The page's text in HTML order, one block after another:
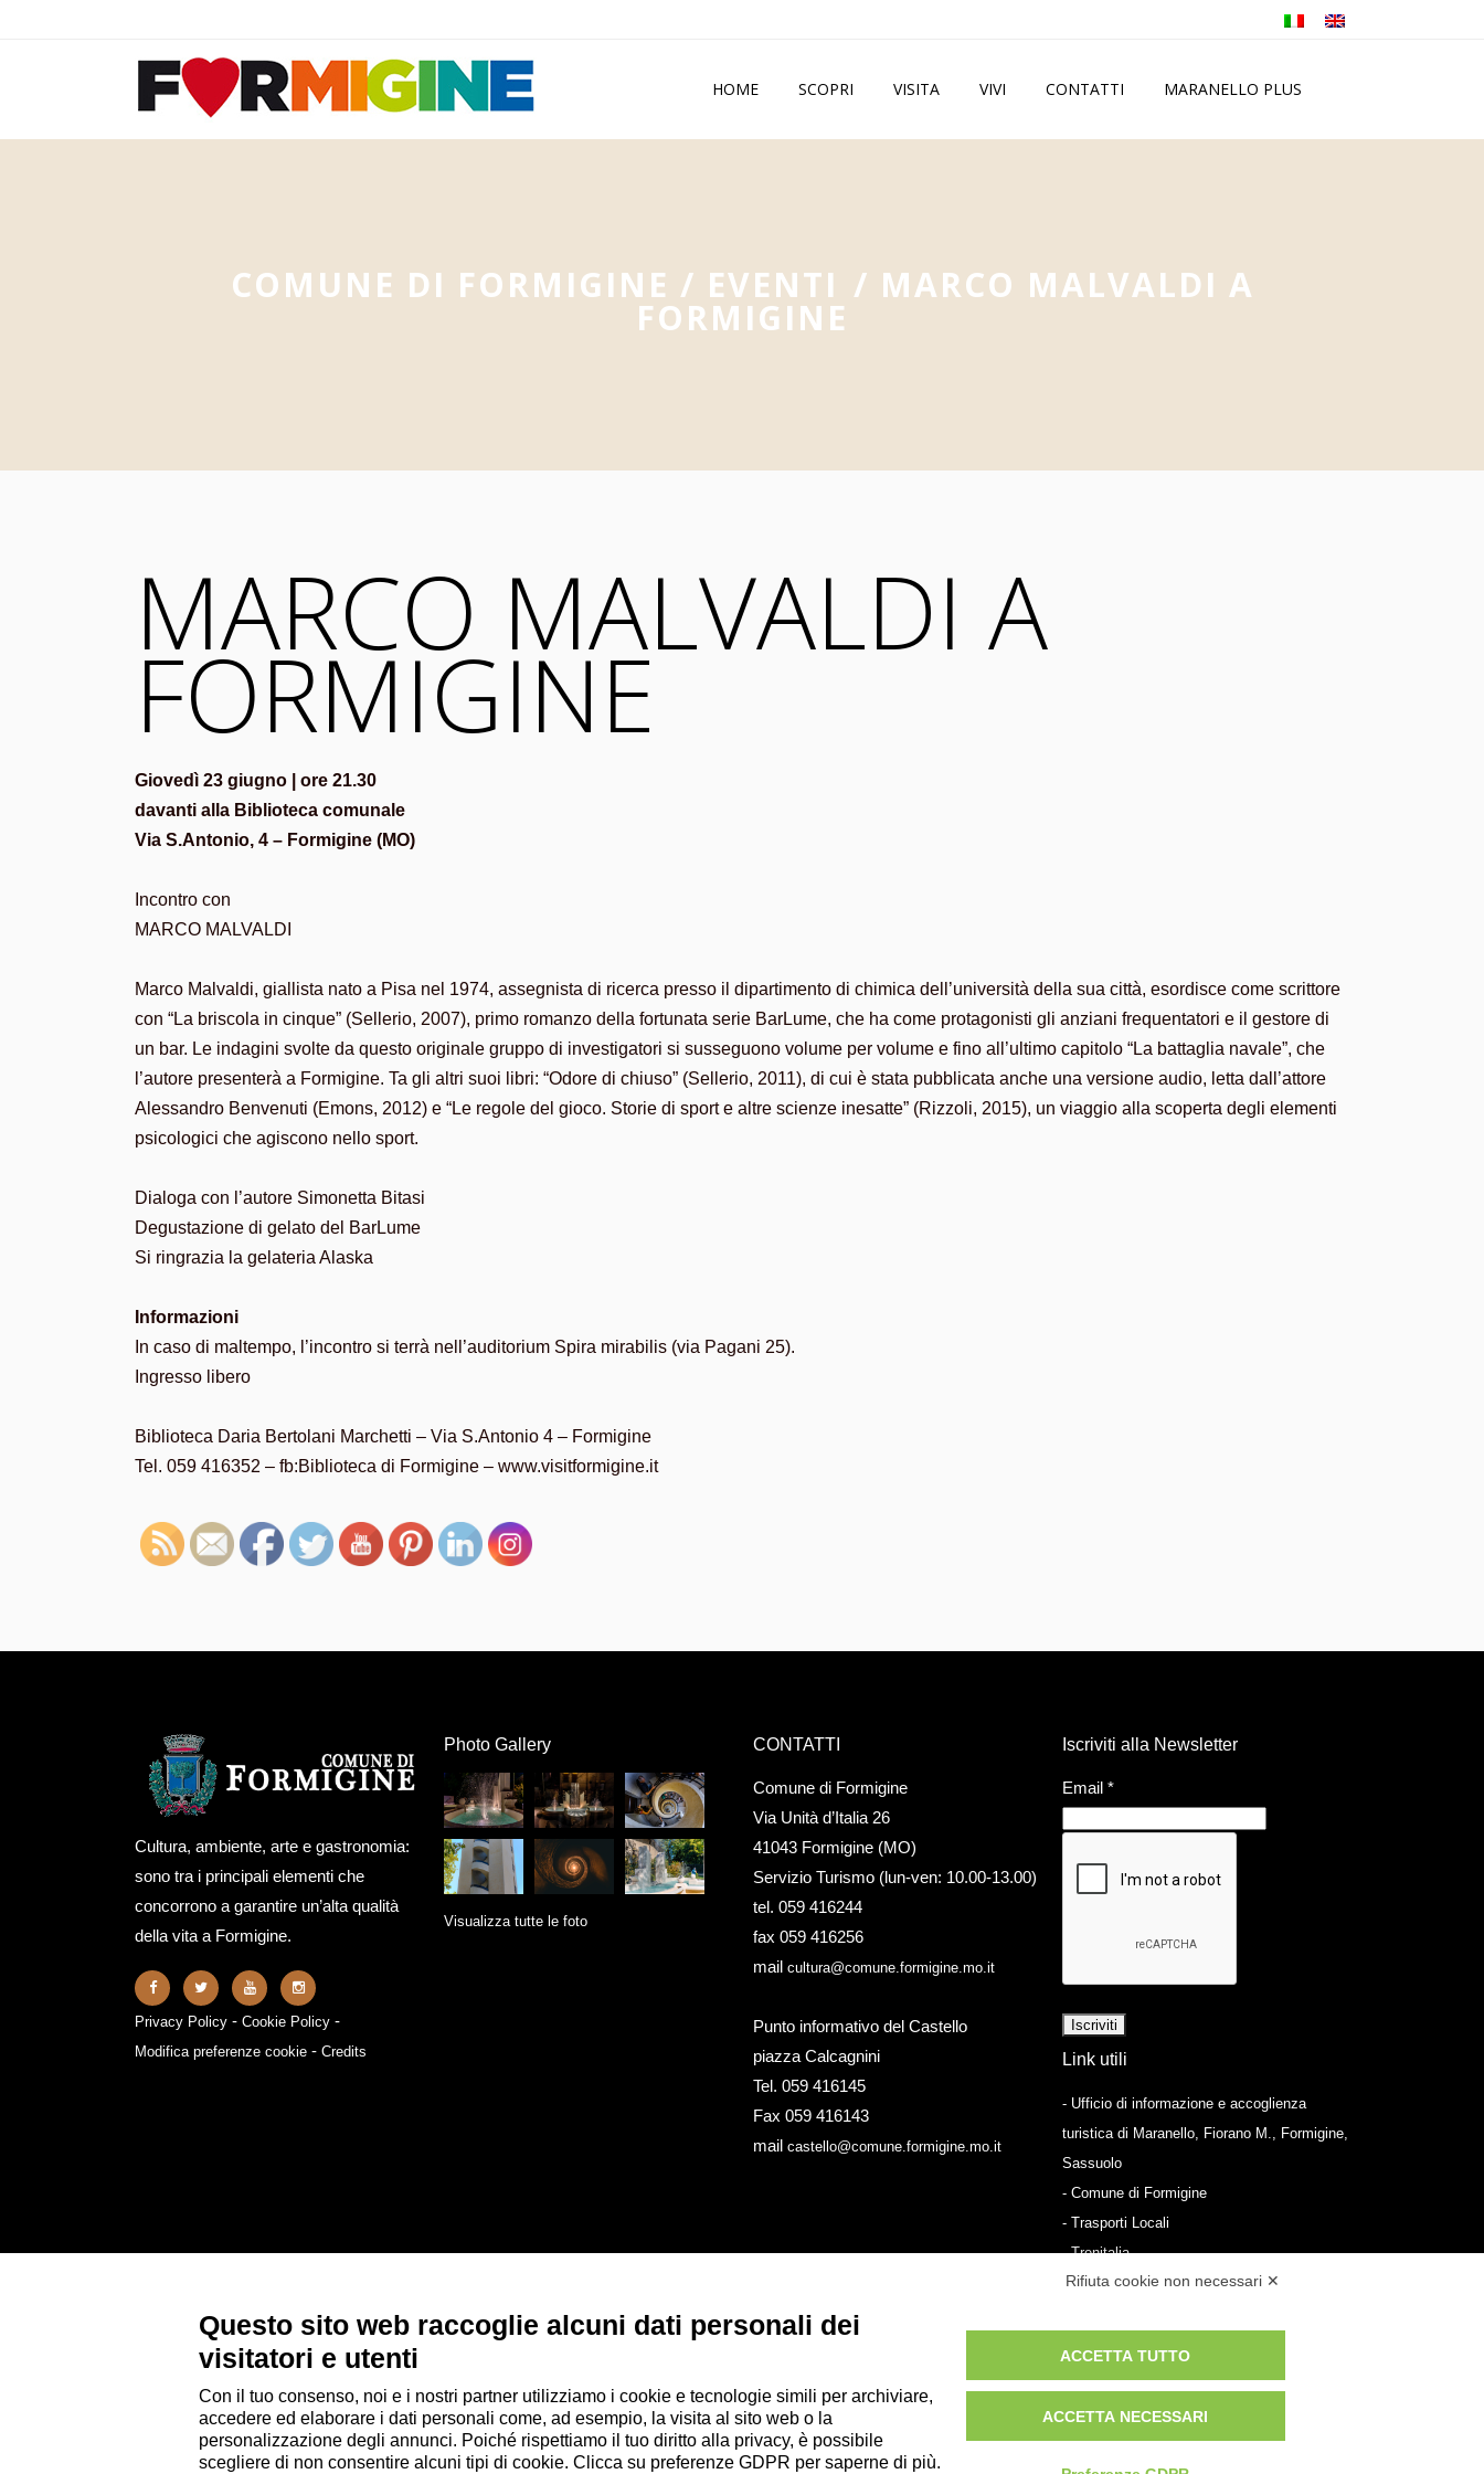
HOME SCOPRI VISITA VIVI CONTATTI MARANELLO PLUS
COMUNE DI FORMIGINE / EVENTI / MARCO MALVALDI A
FORMIGINE
MARCO MALVALDI A
FORMIGINE
Giovedì 23 giugno | ore 21.30
davanti alla Biblioteca comunale
Via S.Antonio, 4 – Formigine (MO)
Incontro con
MARCO MALVALDI
Marco Malvaldi, giallista nato a Pisa nel 1974, assegnista di ricerca presso il dipartimento di chimica dell’università della sua città, esordisce come scrittore
con “La briscola in cinque” (Sellerio, 2007), primo romanzo della fortunata serie BarLume, che ha come protagonisti gli anziani frequentatori e il gestore di
un bar. Le indagini svolte da questo originale gruppo di investigatori si susseguono volume per volume e fino all’ultimo capitolo “La battaglia navale”, che
l’autore presenterà a Formigine. Ta gli altri suoi libri: “Odore di chiuso” (Sellerio, 2011), di cui è stata pubblicata anche una versione audio, letta dall’attore
Alessandro Benvenuti (Emons, 2012) e “Le regole del gioco. Storie di sport e altre scienze inesatte” (Rizzoli, 2015), un viaggio alla scoperta degli elementi
psicologici che agiscono nello sport.
Dialoga con l’autore Simonetta Bitasi
Degustazione di gelato del BarLume
Si ringrazia la gelateria Alaska
Informazioni
In caso di maltempo, l’incontro si terrà nell’auditorium Spira mirabilis (via Pagani 25).
Ingresso libero
Biblioteca Daria Bertolani Marchetti – Via S.Antonio 4 – Formigine
Tel. 059 416352 – fb:Biblioteca di Formigine – www.visitformigine.it
Cultura, ambiente, arte e gastronomia:
sono tra i principali elementi che
concorrono a garantire un’alta qualità
della vita a Formigine.
Privacy Policy - Cookie Policy -
Modifica preferenze cookie - Credits
Photo Gallery
Visualizza tutte le foto
CONTATTI
Comune di Formigine
Via Unità d’Italia 26
41043 Formigine (MO)
Servizio Turismo (lun-ven: 10.00-13.00)
tel. 059 416244
fax 059 416256
mail cultura@comune.formigine.mo.it
Punto informativo del Castello
piazza Calcagnini
Tel. 059 416145
Fax 059 416143
mail castello@comune.formigine.mo.it
Iscriviti alla Newsletter
Email *
Link utili
- Ufficio di informazione e accoglienza
turistica di Maranello, Fiorano M., Formigine,
Sassuolo
- Comune di Formigine
- Trasporti Locali
- Trenitalia
Scarica le app
- App Android Maranello e Dintorni
- App iPhone Maranello e Dintorni
Rifiuta cookie non necessari ✕
Questo sito web raccoglie alcuni dati personali dei
visitatori e utenti
Con il tuo consenso, noi e i nostri partner utilizziamo i cookie e tecnologie simili per archiviare,
accedere ed elaborare i dati personali come, ad esempio, la visita al sito web o la
personalizzazione degli annunci. Poiché rispettiamo il tuo diritto alla privacy, è possibile
scegliere di non consentire alcuni tipi di cookie. Clicca su preferenze GDPR per saperne di più.
ACCETTA TUTTO
ACCETTA NECESSARI